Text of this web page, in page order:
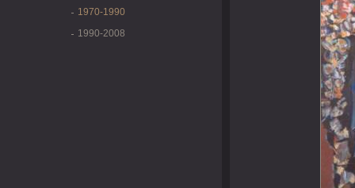
1970-1990
1990-2008